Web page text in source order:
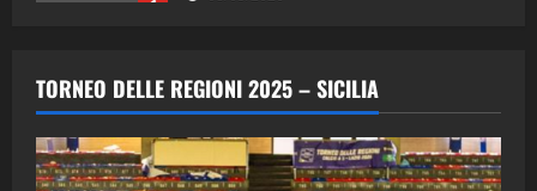
2
“SportEmpire” in Podcast: 29^ Puntata
(Martedi 28 Aprile 2026)
TORNEO DELLE REGIONI 2025 – SICILIA